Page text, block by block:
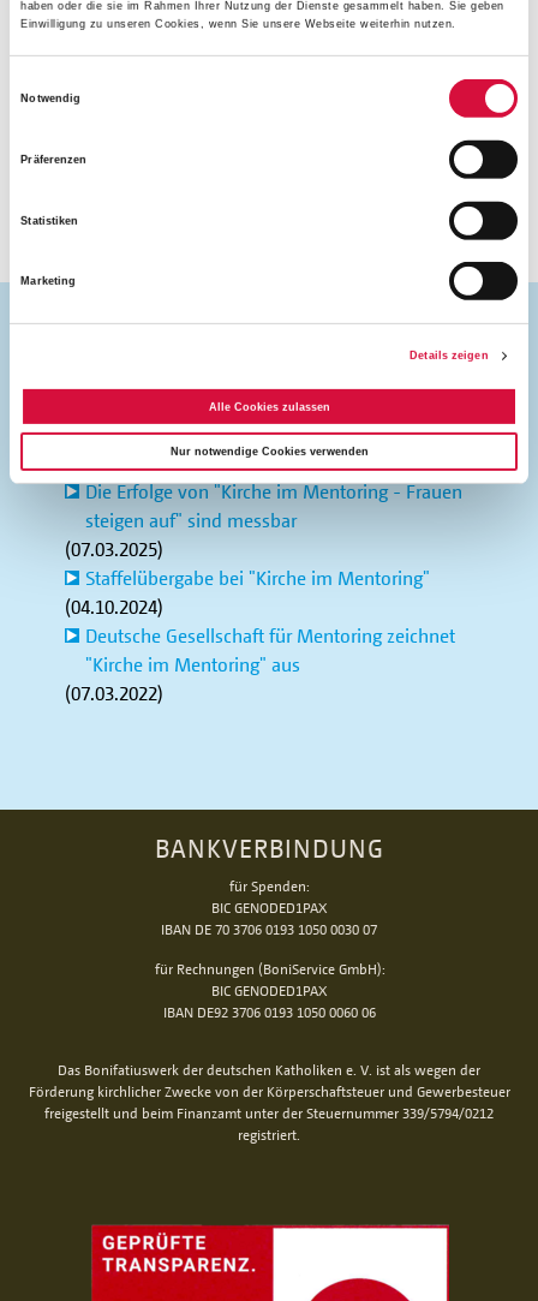
haben oder die sie im Rahmen Ihrer Nutzung der Dienste gesammelt haben. Sie geben
Einwilligung zu unseren Cookies, wenn Sie unsere Webseite weiterhin nutzen.
Notwendig
Präferenzen
Statistiken
Marketing
Details zeigen
Alle Cookies zulassen
Nur notwendige Cookies verwenden
Aufgabenfeldern des Hildegardis-Vereins e.V., der
innovative Programme in den Bereichen Inklusion,
unterstützt das Projekt
bereits
(hildegardis-verein e.V/dün)
Mehr zum Thema
Die Erfolge von "Kirche im Mentoring - Frauen
steigen auf" sind messbar
(07.03.2025)
Staffelübergabe bei "Kirche im Mentoring"
(04.10.2024)
Deutsche Gesellschaft für Mentoring zeichnet
"Kirche im Mentoring" aus
(07.03.2022)
BANKVERBINDUNG
für Spenden:
BIC GENODED1PAX
IBAN DE 70 3706 0193 1050 0030 07
für Rechnungen (BoniService GmbH):
BIC GENODED1PAX
IBAN DE92 3706 0193 1050 0060 06
Das Bonifatiuswerk der deutschen Katholiken e. V. ist als wegen der
Förderung kirchlicher Zwecke von der Körperschaftsteuer und Gewerbesteuer
freigestellt und beim Finanzamt unter der Steuernummer 339/5794/0212
registriert.